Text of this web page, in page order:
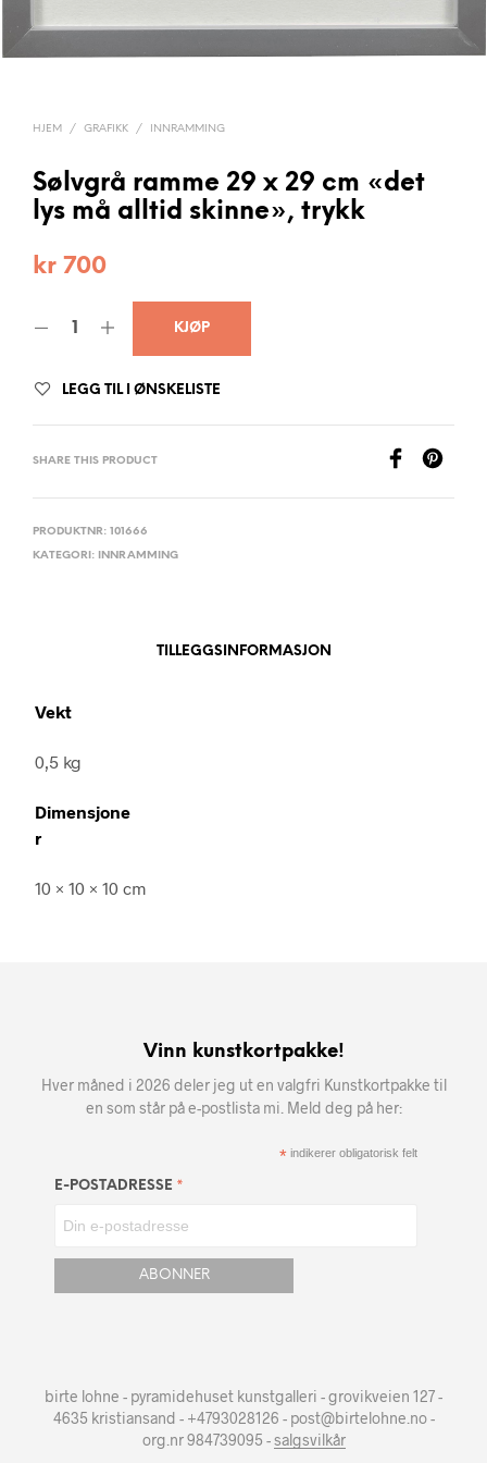
HJEM / GRAFIKK / INNRAMMING
Sølvgrå ramme 29 x 29 cm «det
lys må alltid skinne», trykk
kr 700
KJØP
LEGG TIL I ØNSKELISTE
SHARE THIS PRODUCT
PRODUKTNR: 101666
KATEGORI:
INNRAMMING
TILLEGGSINFORMASJON
Vekt
0,5 kg
Dimensjone
r
10 × 10 × 10 cm
Vinn kunstkortpakke!
Hver måned i 2026 deler jeg ut en valgfri Kunstkortpakke til
en som står på e-postlista mi. Meld deg på her:
* indikerer obligatorisk felt
E-POSTADRESSE *
birte lohne - pyramidehuset kunstgalleri - grovikveien 127 -
4635 kristiansand - +4793028126 - post@birtelohne.no -
org.nr 984739095 -salgsvilkår